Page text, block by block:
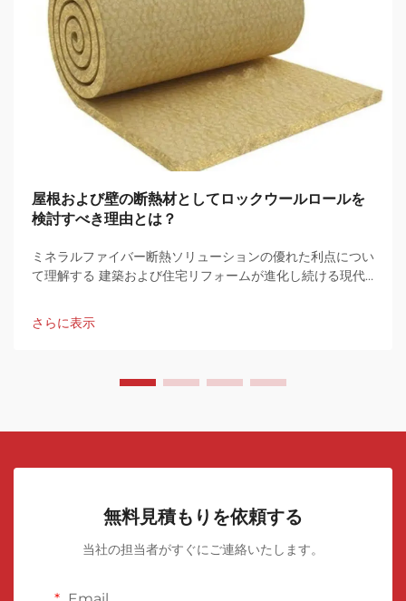
屋根および壁の断熱材としてロックウールロールを
検討すべき理由とは？
ミネラルファイバー断熱ソリューションの優れた利点につい
て理解する 建築および住宅リフォームが進化し続ける現代
適性、および建物の性能に大きな違いをもたらします。
さらに表示
無料見積もりを依頼する
当社の担当者がすぐにご連絡いたします。